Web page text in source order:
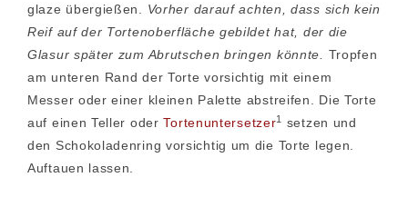
glaze übergießen. Vorher darauf achten, dass sich kein
Reif auf der Tortenoberfläche gebildet hat, der die
Glasur später zum Abrutschen bringen könnte. Tropfen
am unteren Rand der Torte vorsichtig mit einem
Messer oder einer kleinen Palette abstreifen. Die Torte
auf einen Teller oderTortenuntersetzer1
setzen und
den Schokoladenring vorsichtig um die Torte legen.
Auftauen lassen.